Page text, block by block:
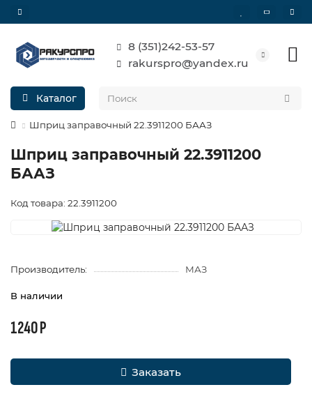
8 (351)242-53-57
rakurspro@yandex.ru
Каталог
Шприц заправочный 22.3911200 БААЗ
Шприц заправочный 22.3911200
БААЗ
Код товара: 22.3911200
Производитель: МАЗ
В наличии
1240 Р
Заказать